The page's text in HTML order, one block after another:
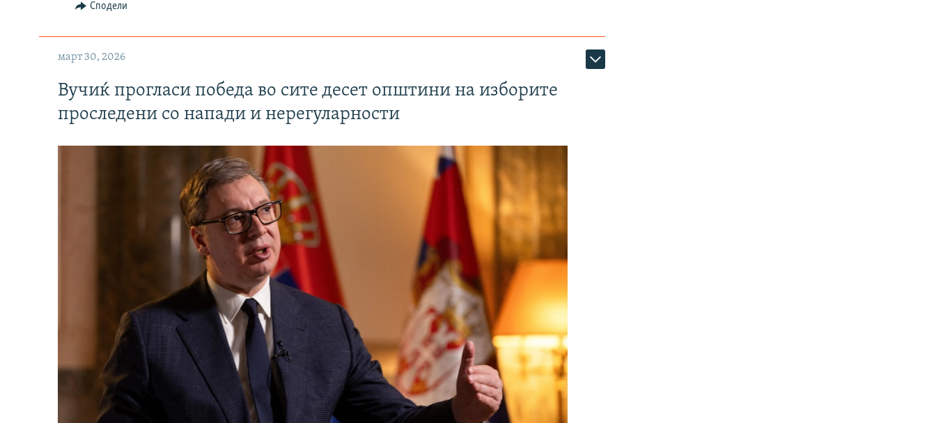
Сподели
март 30, 2026
Вучиќ прогласи победа во сите десет општини на изборите
проследени со напади и нерегуларности